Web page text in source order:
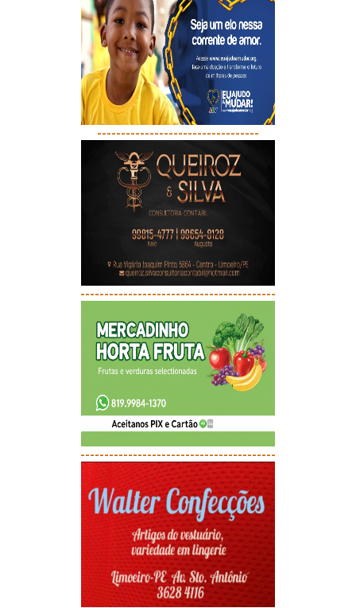
----------------------------------
-----------------------------------------
-----------------------------------------